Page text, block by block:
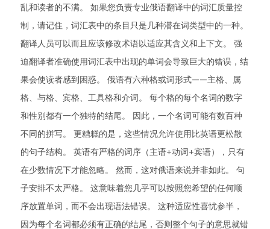
乱和读者的不满。 如果您负责专业俄语翻译中的词汇质量控
制，请记住，词汇表中的条目只是几种潜在词类型中的一种。
翻译人员可以而且应该修改术语以适应其含义和上下文。 强
迫翻译者准确使用词汇表中出现的单词会导致巨大的错误，结
果会使读者感到困惑。 俄语有六种格或词形式——主格、属
格、与格、宾格、工具格和介词。 每个格的每个名词的数字
和性别都有一个独特的结尾。 因此，一个名词可能有数百种
不同的拼写。 更糟糕的是，这些情况允许使用比英语更松散
的句子结构。 英语有严格的词序（主语+动词+宾语），只有
在少数情况下才能忽略。 然而，这对俄语来说并非如此。 句
子安排不太严格。 这意味着您几乎可以按照您希望的任何顺
序放置单词，而不会出现语法错误。 这种适应性喜忧参半，
因为每个名词都必须有正确的结尾，否则整个句子的意思就错